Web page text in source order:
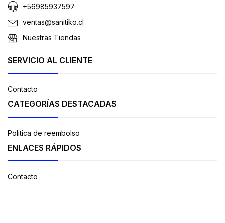
+56985937597
ventas@sanitiko.cl
Nuestras Tiendas
SERVICIO AL CLIENTE
Contacto
CATEGORÍAS DESTACADAS
Politica de reembolso
ENLACES RÁPIDOS
Contacto